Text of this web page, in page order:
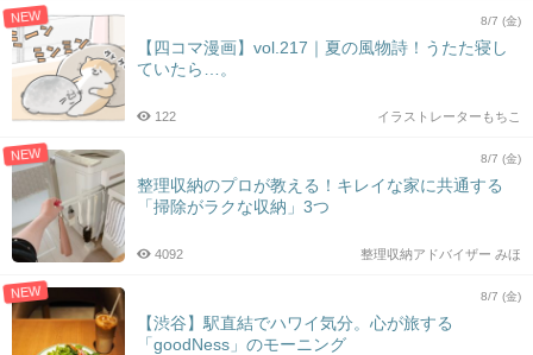
NEW 8/7 (金)
【四コマ漫画】vol.217｜夏の風物詩！うたた寝し
ていたら…。
イラストレーターもちこ
122
NEW 8/7 (金)
整理収納のプロが教える！キレイな家に共通する
「掃除がラクな収納」3つ
整理収納アドバイザー みほ
4092
NEW 8/7 (金)
【渋谷】駅直結でハワイ気分。心が旅する
「goodNess」のモーニング